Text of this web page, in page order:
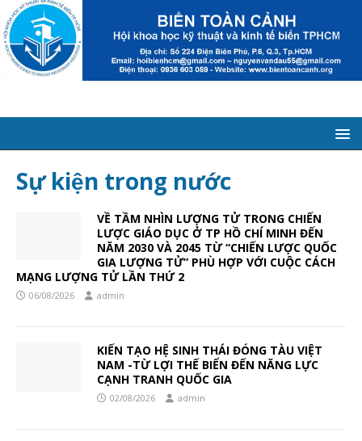
Sự kiện trong nước
VỀ TẦM NHÌN LƯỢNG TỬ TRONG CHIẾN
LƯỢC GIÁO DỤC Ở TP HỒ CHÍ MINH ĐẾN
NĂM 2030 VÀ 2045 TỪ “CHIẾN LƯỢC QUỐC
GIA LƯỢNG TỬ” PHÙ HỢP VỚI CUỘC CÁCH
MẠNG LƯỢNG TỬ LẦN THỨ 2
06/08/2026 admin
KIẾN TẠO HỆ SINH THÁI ĐÓNG TÀU VIỆT
NAM -TỪ LỢI THẾ BIỂN ĐẾN NĂNG LỰC
CẠNH TRANH QUỐC GIA
02/08/2026 admin